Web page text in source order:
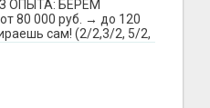
ОПЫТА: БЕРЁМ
80 000 руб. → до 120
сам! (2/2,3/2, 5/2,